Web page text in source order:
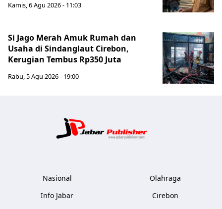
Kamis, 6 Agu 2026 - 11:03
Si Jago Merah Amuk Rumah dan
Usaha di Sindanglaut Cirebon,
Kerugian Tembus Rp350 Juta
Rabu, 5 Agu 2026 - 19:00
Nasional
Info Jabar
Olahraga
Cirebon